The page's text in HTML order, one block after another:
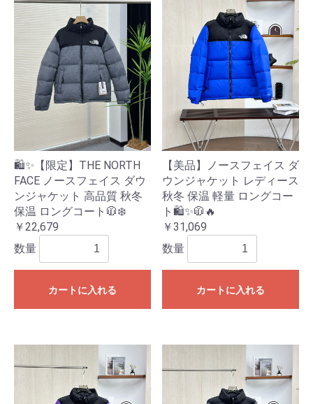
🛍️✨【限定】THE NORTH
FACE ノースフェイス ダウ
ンジャケット 高品質 秋冬
保温 ロングコート🧥❄️
￥22,679
数量
カートに入れる
【美品】ノースフェイス ダ
ウンジャケット レディース
秋冬 保温 軽量 ロングコー
ト🛍️✨🧥🔥
￥31,069
数量
カートに入れる